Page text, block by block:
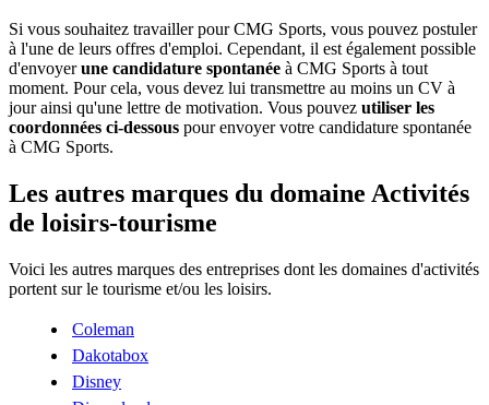
Si vous souhaitez travailler pour CMG Sports, vous pouvez postuler
à l'une de leurs offres d'emploi. Cependant, il est également possible
d'envoyerune candidature spontanée à CMG Sports à tout
moment. Pour cela, vous devez lui transmettre au moins un CV à
jour ainsi qu'une lettre de motivation. Vous pouvez utiliser les
coordonnées ci-dessous pour envoyer votre candidature spontanée
à CMG Sports.
Les autres marques du domaine Activités
de loisirs-tourisme
Voici les autres marques des entreprises dont les domaines d'activités
portent sur le tourisme et/ou les loisirs.
Coleman
Dakotabox
Disney